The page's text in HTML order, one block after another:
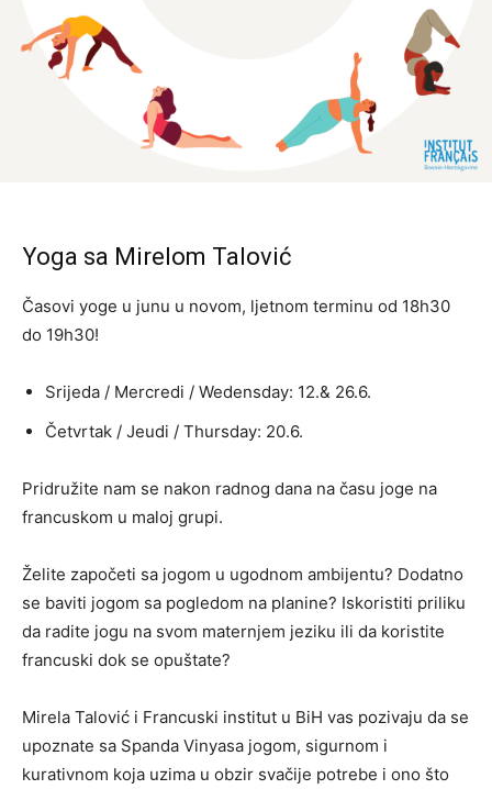
Yoga sa Mirelom Talović
Časovi yoge u junu u novom, ljetnom terminu od 18h30
do 19h30!
Srijeda / Mercredi / Wedensday: 12.& 26.6.
Četvrtak / Jeudi / Thursday: 20.6.
Pridružite nam se nakon radnog dana na času joge na
francuskom u maloj grupi.
Želite započeti sa jogom u ugodnom ambijentu? Dodatno
se baviti jogom sa pogledom na planine? Iskoristiti priliku
da radite jogu na svom maternjem jeziku ili da koristite
francuski dok se opuštate?
Mirela Talović i Francuski institut u BiH vas pozivaju da se
upoznate sa Spanda Vinyasa jogom, sigurnom i
kurativnom koja uzima u obzir svačije potrebe i ono što